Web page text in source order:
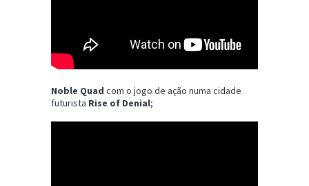
Noble Quad com o jogo de ação numa cidade
futurista Rise of Denial;